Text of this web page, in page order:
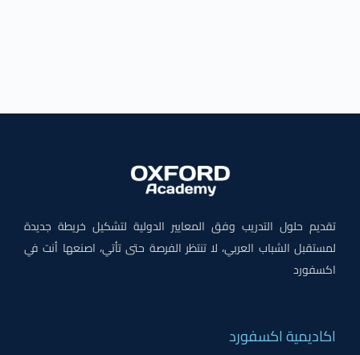
تقديم حلول التدريب وفق المعايير الدولية لتشكيل خريطة جديدة
لمستقبل الشباب العربي، لا تنتظر الفرصة حتى تأتي، اصنعها أنت في
اكسفورد
اكاديمية اكسفورد